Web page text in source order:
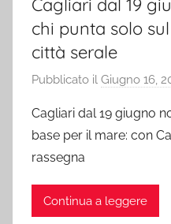
Cagliari dal 19
chi punta solo
città serale
Pubblicato il Giugno 16,
Cagliari dal 19 giugno
base per il mare: con
rassegna
Continua a leggere